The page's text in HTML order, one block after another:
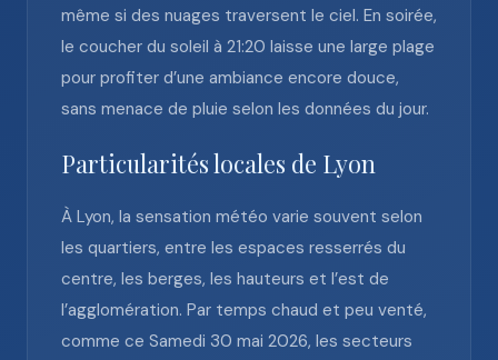
même si des nuages traversent le ciel. En soirée,
le coucher du soleil à 21:20 laisse une large plage
pour profiter d’une ambiance encore douce,
sans menace de pluie selon les données du jour.
Particularités locales de Lyon
À Lyon, la sensation météo varie souvent selon
les quartiers, entre les espaces resserrés du
centre, les berges, les hauteurs et l’est de
l’agglomération. Par temps chaud et peu venté,
comme ce Samedi 30 mai 2026, les secteurs